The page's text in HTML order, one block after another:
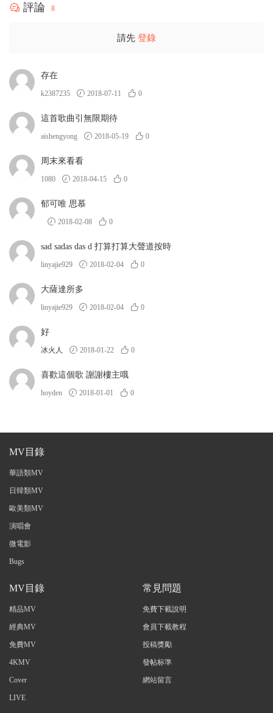
評論 8
請先 登錄
存在
k2387235 2018-07-11 0
這首歌曲引無限期待
aishengyong 2018-05-19 0
周末來看看
1080 2018-04-15 0
郁可唯 思慕
2018-02-08 0
sad sadas das d 打算打算大聲道按時
linyajie929 2018-02-04 0
大薩達所多
linyajie929 2018-02-04 0
好
冰火人 2018-01-22 0
喜歡這個歌 謝謝樓主哦
hoyden 2018-01-01 0
MV目錄
華語類MV
日韓類MV
歐美類MV
演唱會
微電影
Bugs
MV目錄
精品MV
經典MV
免費MV
4KMV
Cover
LIVE
常見問題
免費下載說明
會員下載教程
投稿獎勵
發帖标準
網站留言